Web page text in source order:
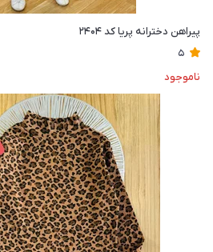
پیراهن دخترانه پریا کد ۲۴۰۴
5
ناموجود